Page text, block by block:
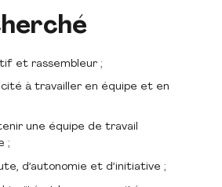
et rassembleur ;
à travailler en équipe et en
une équipe de travail
;
d’autonomie et d’initiative ;